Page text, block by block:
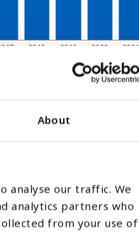
About
analyse our traffic. We
analytics partners who
from your use of
2018 2019 2020 2021